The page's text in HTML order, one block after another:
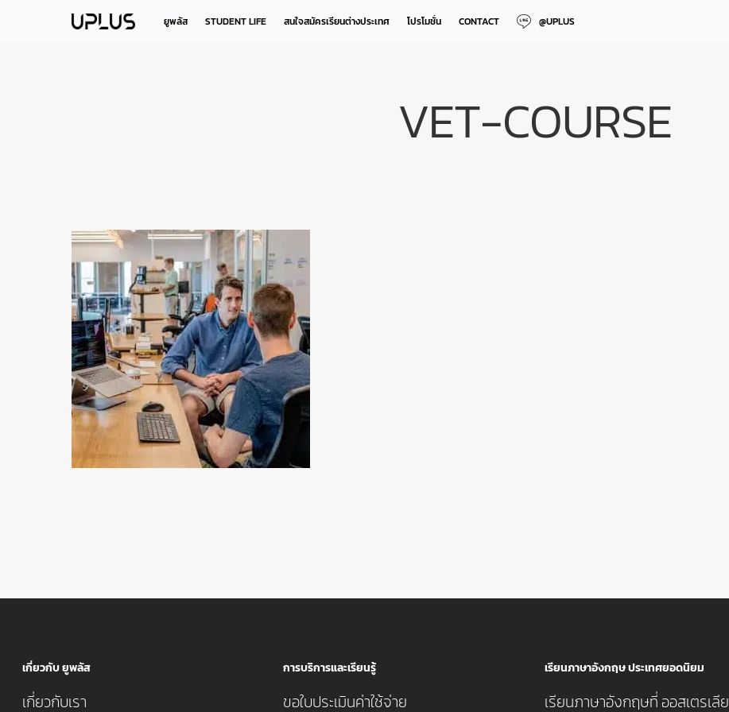
ยูพลัส STUDENT LIFE สนใจสมัครเรียนต่างประเทศ โปรโมชั่น CONTACT @UPLUS
VET-COURSE
เกี่ยวกับ ยูพลัส
เกี่ยวกับเรา
การบริการและเรียนรู้
ขอใบประเมินค่าใช้จ่าย
เรียนภาษาอังกฤษ ประเทศยอดนิยม
เรียนภาษาอังกฤษที่ ออสเตรเลีย